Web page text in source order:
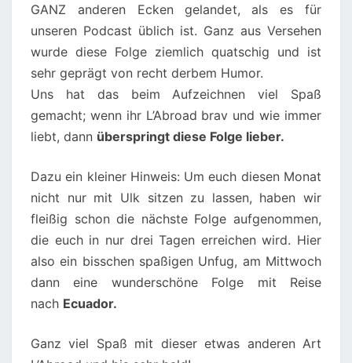
GANZ anderen Ecken gelandet, als es für
unseren Podcast üblich ist. Ganz aus Versehen
wurde diese Folge ziemlich quatschig und ist
sehr geprägt von recht derbem Humor.
Uns hat das beim Aufzeichnen viel Spaß
gemacht; wenn ihr L’Abroad brav und wie immer
liebt, dann überspringt diese Folge lieber.
Dazu ein kleiner Hinweis: Um euch diesen Monat
nicht nur mit Ulk sitzen zu lassen, haben wir
fleißig schon die nächste Folge aufgenommen,
die euch in nur drei Tagen erreichen wird. Hier
also ein bisschen spaßigen Unfug, am Mittwoch
dann eine wunderschöne Folge mit Reise
nach Ecuador.
Ganz viel Spaß mit dieser etwas anderen Art